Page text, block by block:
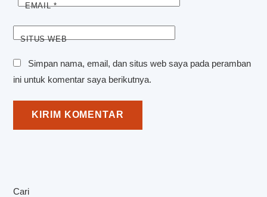
EMAIL*
SITUS WEB
Simpan nama, email, dan situs web saya pada peramban
ini untuk komentar saya berikutnya.
Cari